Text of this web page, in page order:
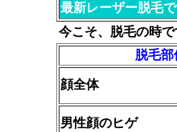
最新レーザー脱毛
今こそ、脱毛の時
脱毛部
顔全体
男性顔のヒゲ